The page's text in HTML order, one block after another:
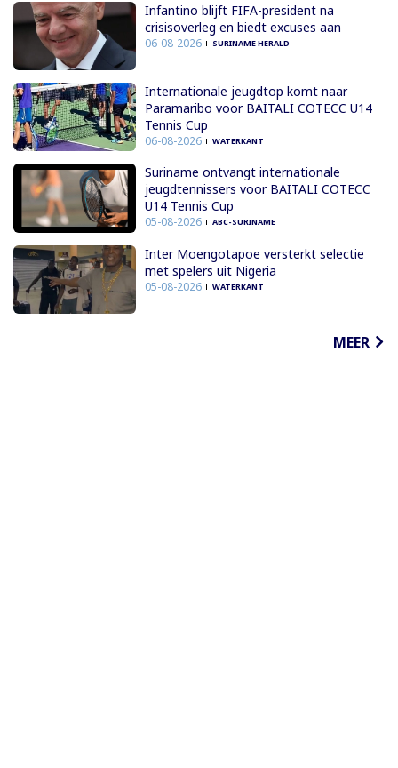
Infantino blijft FIFA-president na
crisisoverleg en biedt excuses aan
06-08-2026 SURINAME HERALD
Internationale jeugdtop komt naar
Paramaribo voor BAITALI COTECC U14
Tennis Cup
06-08-2026 WATERKANT
Suriname ontvangt internationale
jeugdtennissers voor BAITALI COTECC
U14 Tennis Cup
05-08-2026 ABC-SURINAME
Inter Moengotapoe versterkt selectie
met spelers uit Nigeria
05-08-2026 WATERKANT
MEER